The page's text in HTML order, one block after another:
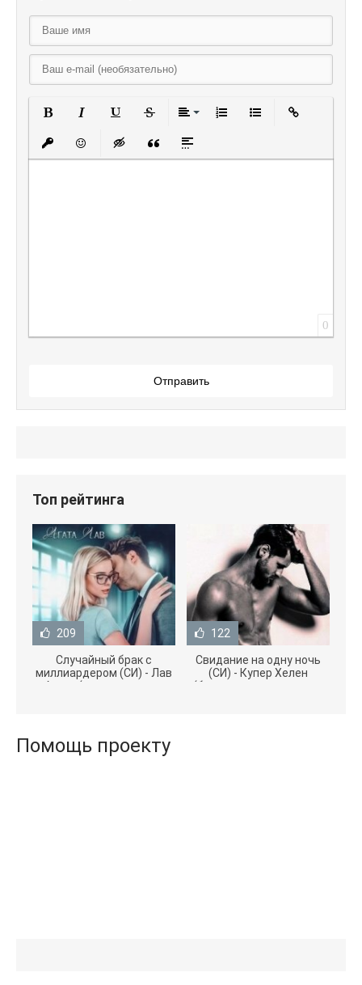
Вставить защищенную ссылку
Вставить смайлик
Вставка скрытого текста
Вставка цитаты
Вставка спойлера
0
Отправить
Топ рейтинга
209
Случайный брак с
миллиардером (СИ) - Лав
Агата (полная версия
122
Свидание на одну ночь
(СИ) - Купер Хелен
(бесплатные серии книг
Помощь проекту